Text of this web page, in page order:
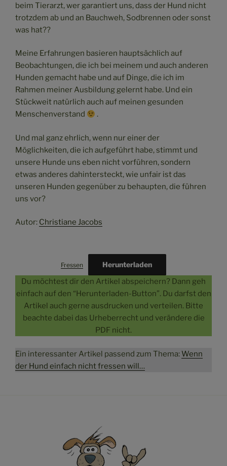
beim Tierarzt, wer garantiert uns, dass der Hund nicht
trotzdem ab und an Bauchweh, Sodbrennen oder sonst
was hat??
Meine Erfahrungen basieren hauptsächlich auf
Beobachtungen, die ich bei meinem und auch anderen
Hunden gemacht habe und auf Dinge, die ich im
Rahmen meiner Ausbildung gelernt habe. Und ein
Stückweit natürlich auch auf meinen gesunden
Menschenverstand
.
Und mal ganz ehrlich, wenn nur einer der
Möglichkeiten, die ich aufgeführt habe, stimmt und
unsere Hunde uns eben nicht vorführen, sondern
etwas anderes dahintersteckt, wie unfair ist das
unseren Hunden gegenüber zu behaupten, die führen
uns vor?
Autor: Christiane Jacobs
Fressen Herunterladen
Du möchtest dir den Artikel abspeichern? Dann geh
einfach auf den “Herunterladen-Button”. Du darfst den
Artikel auch gerne ausdrucken und verteilen. Bitte
beachte dabei das Urheberrecht und verändere die
PDF nicht.
Ein interessanter Artikel passend zum Thema: Wenn
der Hund einfach nicht fressen will…